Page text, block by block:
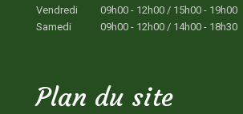
Vendredi
09h00 - 12h00 / 15h00 - 19h00
Samedi
09h00 - 12h00 / 14h00 - 18h30
Plan du site